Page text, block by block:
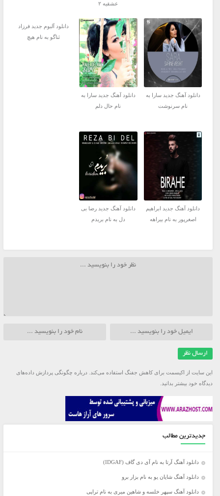
عشقیه ۲
دانلود آهنگ جدید سارا به
نام سرنوشت
دانلود آهنگ جدید سارا به
نام حال دلم
دانلود آلبوم جدید فرزاد
ثناگو به نام هیچ
دانلود آهنگ جدید ابراهیم
اصغرپور به نام بیراهه
دانلود آهنگ جدید رضا بی
دل به نام بریدم
این سایت از اکیسمت برای کاهش جفنگ استفاده می‌کند. درباره چگونگی پردازش داده‌های
دیدگاه خود بیشتر بدانید.
جدیدترین مطالب
دانلود آهنگ آرتا به نام آی دی گاف (IDGAF)
دانلود آهنگ شایان یو به نام بزار برو
دانلود آهنگ سپهر خلسه و شاهین میری به نام تراپی